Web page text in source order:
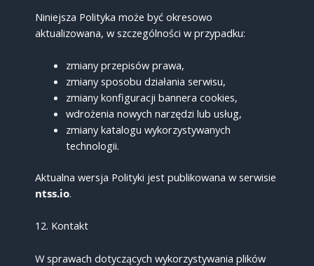
Niniejsza Polityka może być okresowo
aktualizowana, w szczególności w przypadku:
zmiany przepisów prawa,
zmiany sposobu działania serwisu,
zmiany konfiguracji bannera cookies,
wdrożenia nowych narzędzi lub usług,
zmiany katalogu wykorzystywanych
technologii.
Aktualna wersja Polityki jest publikowana w serwisie
ntss.io.
12. Kontakt
W sprawach dotyczących wykorzystywania plików